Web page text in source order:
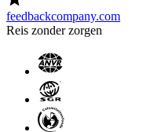
feedbackcompany.com
Reis zonder zorgen